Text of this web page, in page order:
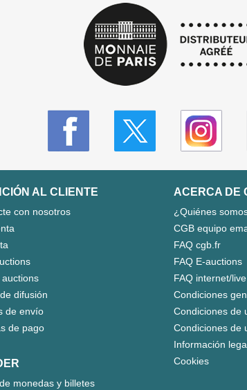
AL CLIENTE
con nosotros
auctions
difusión
de envío
de pago
monedas y billetes
ACERCA DE
¿Quiénes
CGB equipo
FAQ cgb.fr
FAQ E-auctions
FAQ internet/
Condiciones
Condiciones de
Condiciones de
Información
Cookies